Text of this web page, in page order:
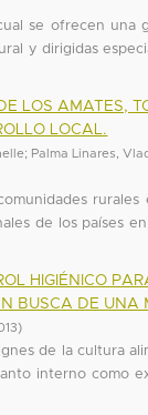
se ofrecen una
y dirigidas
LOS AMATES,
LOCAL.
; Palma Linares,
de los países
HIGIÉNICO
BUSCA DE UNA
)
de la cultura
interno como